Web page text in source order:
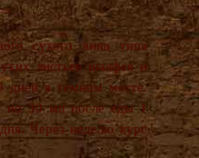
сухого вина типа
листьев шалфея и
дней в темном месте.
по 30 мл после еды 1
Через неделю курс